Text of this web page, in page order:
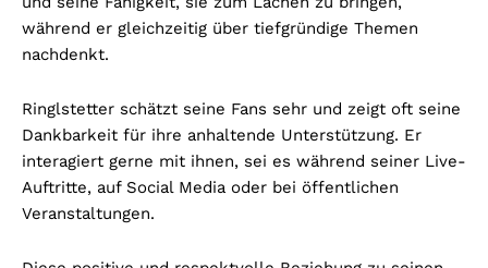
während er gleichzeitig über tiefgründige Themen
nachdenkt.
Ringlstetter schätzt seine Fans sehr und zeigt oft seine
Dankbarkeit für ihre anhaltende Unterstützung. Er
interagiert gerne mit ihnen, sei es während seiner Live-
Auftritte, auf Social Media oder bei öffentlichen
Veranstaltungen.